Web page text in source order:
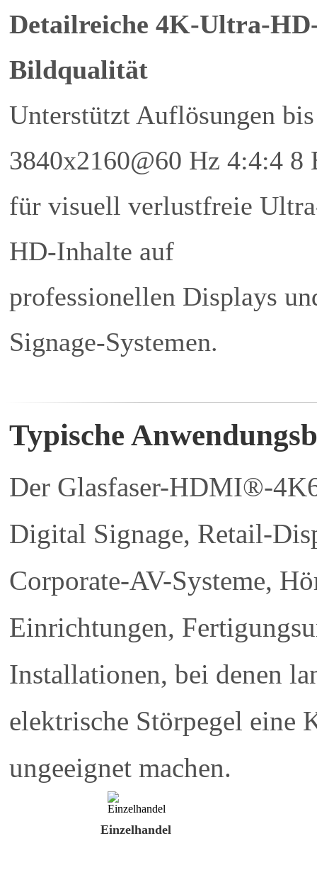
Detailreiche 4K-Ultra-
Bildqualität
Unterstützt Auflösungen bis
3840x2160@60 Hz 4:4:4 8
für visuell verlustfreie
HD-Inhalte auf
professionellen Displays
Signage-Systemen.
Typische
Der Glasfaser-HDMI®-
Digital Signage, Retail-
Corporate-AV-Systeme,
Einrichtungen,
Installationen, bei denen
elektrische Störpegel
ungeeignet machen.
Einzelhandel